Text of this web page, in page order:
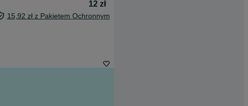
12 zł
15,92 zł z Pakietem Ochronnym